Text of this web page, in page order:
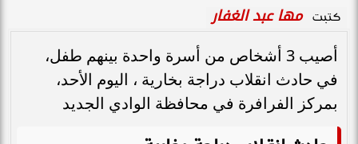
كتبت مها عبد الغفار
أصيب 3 أشخاص من أسرة واحدة بينهم طفل،
في حادث انقلاب دراجة بخارية ، اليوم الأحد،
بمركز الفرافرة في محافظة الوادي الجديد